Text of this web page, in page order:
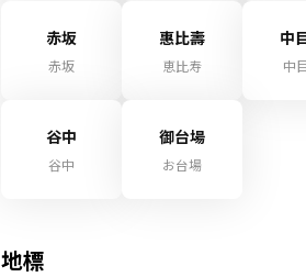
赤坂
赤坂
惠比壽
恵比寿
中
中
谷中
谷中
御台場
お台場
地標